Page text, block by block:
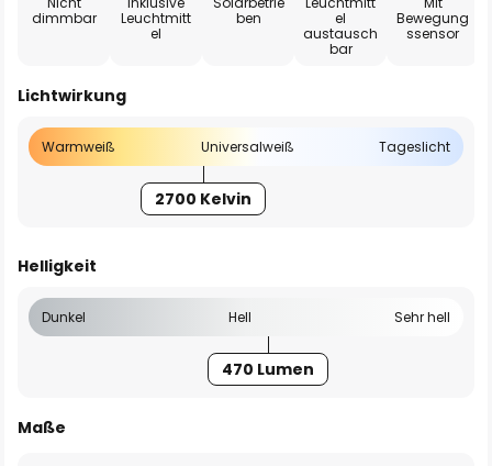
dimmbar
Leuchtmitt
el
ben
el
austausch
bar
Bewegung
ssensor
Lichtwirkung
Warmweiß Universalweiß Tageslicht
2700 Kelvin
Helligkeit
Dunkel Hell Sehr hell
470 Lumen
Maße